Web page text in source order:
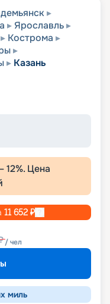
Ярославль
Кострома
Казань
12%. Цена
11 652 ₽
/ чел
миль